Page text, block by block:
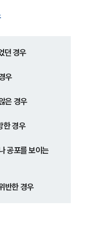
던 경우
우
은 경우
한 경우
공포를 보이는
반한 경우